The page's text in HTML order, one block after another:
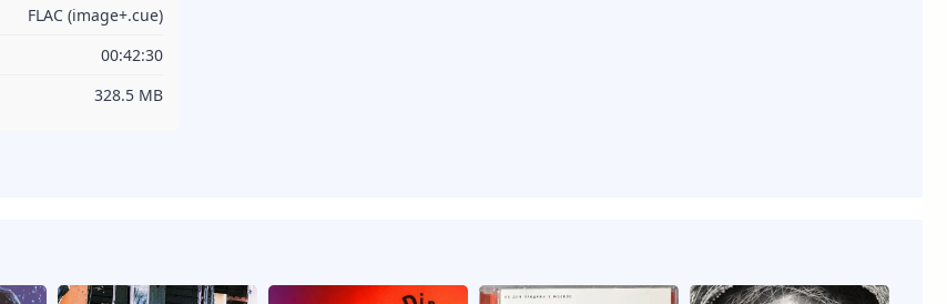
FLAC (image+.cue)
00:42:30
328.5 MB